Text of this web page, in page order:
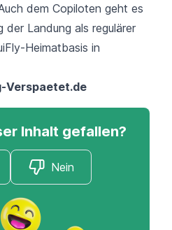
dem Copiloten geht es
Landung als regulärer
Heimatbasis in
Verspaetet.de
Inhalt gefallen?
Nein